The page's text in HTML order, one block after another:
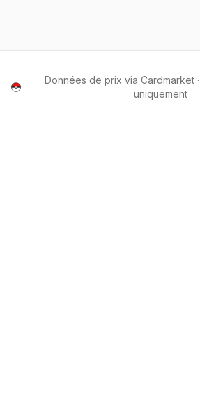
Données de prix via Cardmarket
uniquement